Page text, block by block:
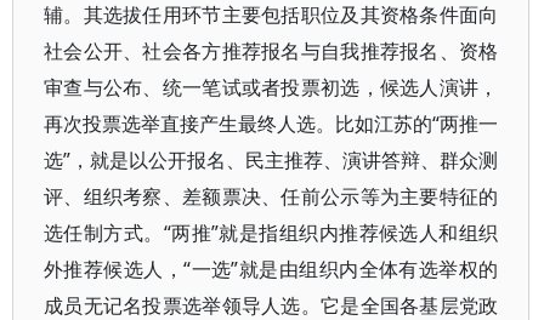
辅。其选拔任用环节主要包括职位及其资格条件面向
社会公开、社会各方推荐报名与自我推荐报名、资格
审查与公布、统一笔试或者投票初选，候选人演讲，
再次投票选举直接产生最终人选。比如江苏的“两推一
选”，就是以公开报名、民主推荐、演讲答辩、群众测
评、组织考察、差额票决、任前公示等为主要特征的
选任制方式。“两推”就是指组织内推荐候选人和组织
外推荐候选人，“一选”就是由组织内全体有选举权的
成员无记名投票选举领导人选。它是全国各基层党政